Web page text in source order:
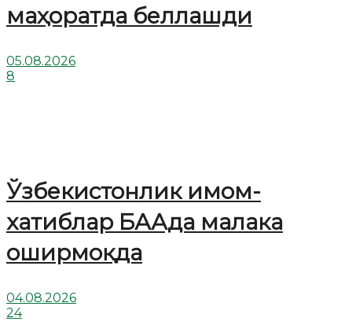
маҳоратда беллашди
05.08.2026
8
Ўзбекистонлик имом-
хатиблар БААда малака
оширмоқда
04.08.2026
24